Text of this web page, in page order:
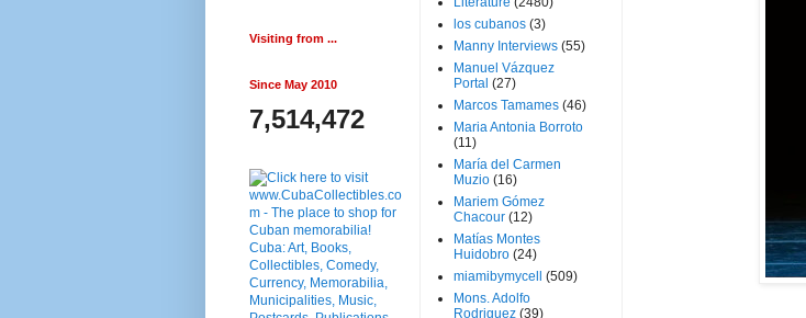
Visiting from ...
Since May 2010
7,514,472
los cubanos (3)
Manny Interviews (55)
Manuel Vázquez
Portal (27)
Marcos Tamames (46)
Maria Antonia Borroto
(11)
María del Carmen
Muzio (16)
Mariem Gómez
Chacour (12)
Matías Montes
Huidobro (24)
miamibymycell
(509)
Mons. Adolfo
Rodriguez (39)